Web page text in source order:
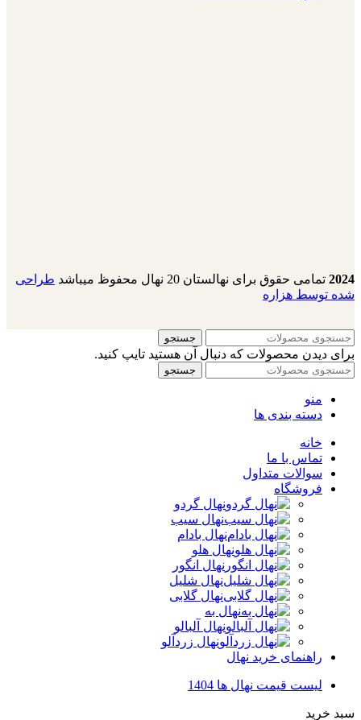
2024 تمامی حقوق برای نهالستان 20 نهال محفوظ میباشد
طراحی
شده توسط هزاره
جستجو
برای دیدن محصولات که دنبال آن هستید تایپ کنید.
جستجو
منو
دسته بندی ها
خانه
تماس با ما
سوالات متداول
فروشگاه
نهال گردو
نهال سیب
نهال بادام
نهال هلو
نهال انگور
نهال شلیل
نهال گلابی
نهال به
نهال آلبالو
نهال زردآلو
راهنمای خرید نهال
لیست قیمت نهال ها 1404
سبد خرید